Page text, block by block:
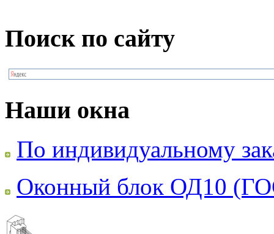
Поиск по сайту
Наши окна
По индивидуальному
Оконный блок ОД10